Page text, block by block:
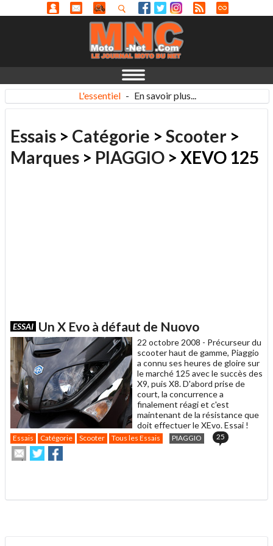
L'essentiel - En savoir plus...
Essais > Catégorie > Scooter >
Marques > PIAGGIO > XEVO 125
ESSAI Un X Evo à défaut de Nuovo
22 octobre 2008 - Précurseur du
scooter haut de gamme, Piaggio
a connu ses heures de gloire sur
le marché 125 avec le succès des
X9, puis X8. D'abord prise de
court, la concurrence a
finalement réagi et c'est
maintenant de la résistance que
doit effectuer le XEvo. Essai !
Essais Catégorie Scooter Tous les Essais PIAGGIO 25
Envoyer
cet
ami
Partager
sur
sur